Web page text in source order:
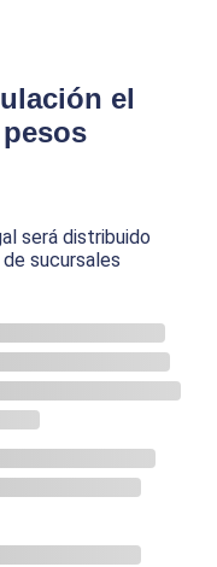
el
será distribuido
sucursales